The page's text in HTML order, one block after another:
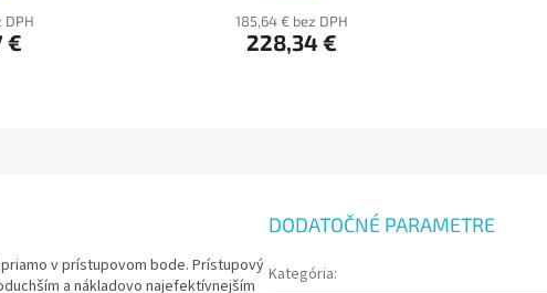
DPH
€
185,64 € bez DPH
228,34 €
v prístupovom bode. Prístupový
a nákladovo najefektívnejším
DODATOČNÉ PARAMETRE
Kategória: